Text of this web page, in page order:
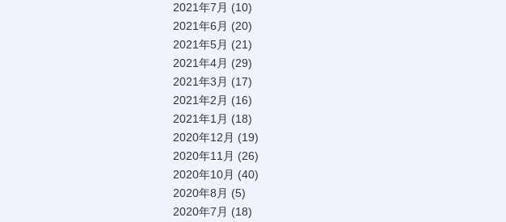
2021年7月 (10)
2021年6月 (20)
2021年5月 (21)
2021年4月 (29)
2021年3月 (17)
2021年2月 (16)
2021年1月 (18)
2020年12月 (19)
2020年11月 (26)
2020年10月 (40)
2020年8月 (5)
2020年7月 (18)